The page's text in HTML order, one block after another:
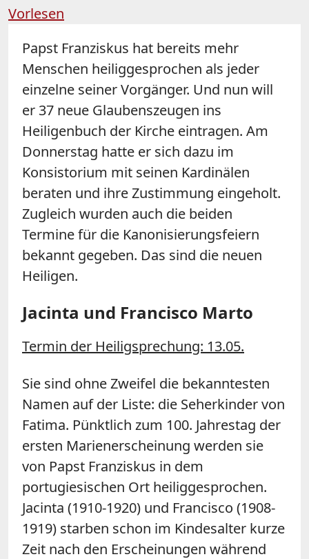
Vorlesen
Papst Franziskus hat bereits mehr
Menschen heiliggesprochen als jeder
einzelne seiner Vorgänger. Und nun will
er 37 neue Glaubenszeugen ins
Heiligenbuch der Kirche eintragen. Am
Donnerstag hatte er sich dazu im
Konsistorium mit seinen Kardinälen
beraten und ihre Zustimmung eingeholt.
Zugleich wurden auch die beiden
Termine für die Kanonisierungsfeiern
bekannt gegeben. Das sind die neuen
Heiligen.
Jacinta und Francisco Marto
Termin der Heiligsprechung: 13.05.
Sie sind ohne Zweifel die bekanntesten
Namen auf der Liste: die Seherkinder von
Fatima. Pünktlich zum 100. Jahrestag der
ersten Marienerscheinung werden sie
von Papst Franziskus in dem
portugiesischen Ort heiliggesprochen.
Jacinta (1910-1920) und Francisco (1908-
1919) starben schon im Kindesalter kurze
Zeit nach den Erscheinungen während